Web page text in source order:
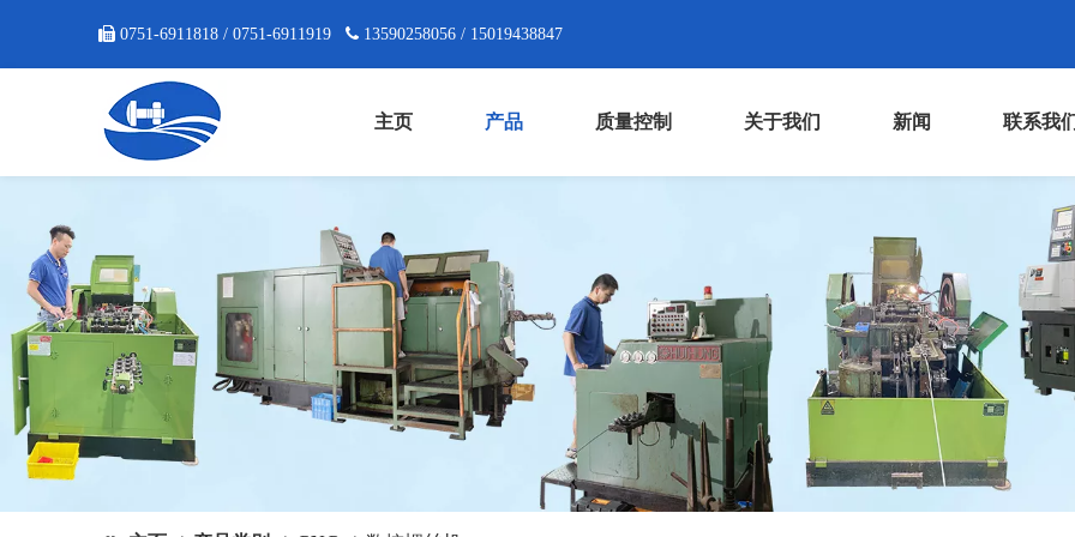
 0751-6911818 / 0751-6911919  13590258056 / 15019438847
主页 产品 质量控制 关于我们 新闻 联系我